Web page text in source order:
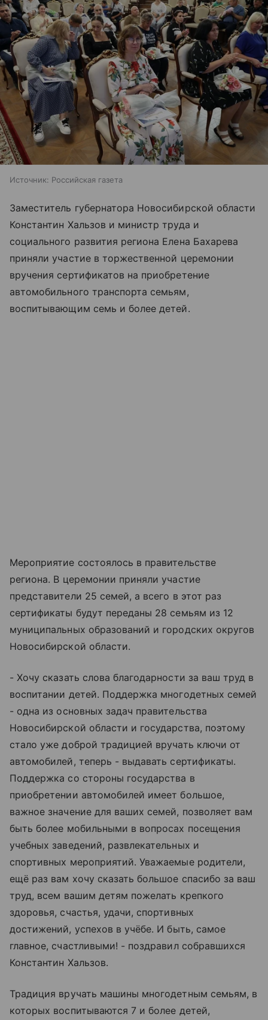
Источник: Российская газета
Заместитель губернатора Новосибирской области
Константин Хальзов и министр труда и
социального развития региона Елена Бахарева
приняли участие в торжественной церемонии
вручения сертификатов на приобретение
автомобильного транспорта семьям,
воспитывающим семь и более детей.
Мероприятие состоялось в правительстве
региона. В церемонии приняли участие
представители 25 семей, а всего в этот раз
сертификаты будут переданы 28 семьям из 12
муниципальных образований и городских округов
Новосибирской области.
- Хочу сказать слова благодарности за ваш труд в
воспитании детей. Поддержка многодетных семей
- одна из основных задач правительства
Новосибирской области и государства, поэтому
стало уже доброй традицией вручать ключи от
автомобилей, теперь - выдавать сертификаты.
Поддержка со стороны государства в
приобретении автомобилей имеет большое,
важное значение для ваших семей, позволяет вам
быть более мобильными в вопросах посещения
учебных заведений, развлекательных и
спортивных мероприятий. Уважаемые родители,
ещё раз вам хочу сказать большое спасибо за ваш
труд, всем вашим детям пожелать крепкого
здоровья, счастья, удачи, спортивных
достижений, успехов в учёбе. И быть, самое
главное, счастливыми! - поздравил собравшихся
Константин Хальзов.
Традиция вручать машины многодетным семьям, в
которых воспитываются 7 и более детей,